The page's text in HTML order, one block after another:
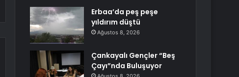
Erbaa’da peş peşe
yıldırım düştü
Ağustos 8, 2026
Çankayalı Gençler “Beş
Çayı”nda Buluşuyor